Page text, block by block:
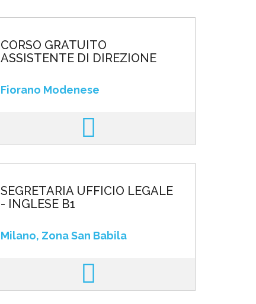
CORSO GRATUITO
ASSISTENTE DI DIREZIONE
Fiorano Modenese
SEGRETARIA UFFICIO LEGALE
- INGLESE B1
Milano, Zona San Babila